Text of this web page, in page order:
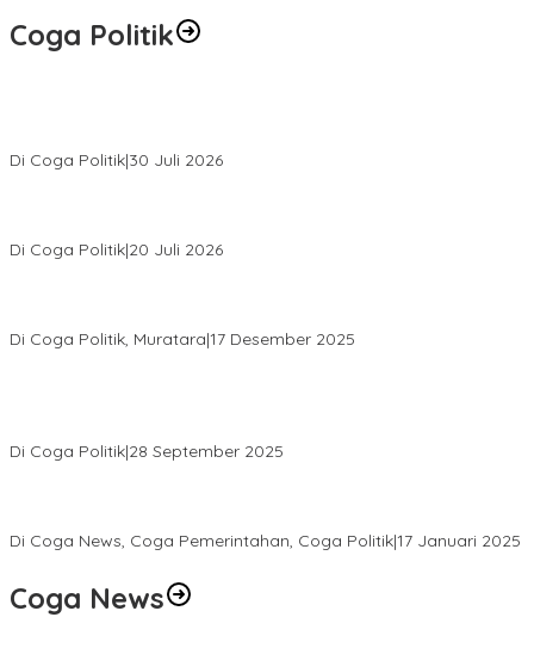
Coga Politik
Di Coga Politik|30 Juli 2026
Di Coga Politik|20 Juli 2026
Di Coga Politik, Muratara|17 Desember 2025
Di Coga Politik|28 September 2025
Di Coga News, Coga Pemerintahan, Coga Politik|17 Januari 2025
Coga News